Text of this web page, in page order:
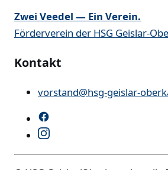
Zwei Veedel — Ein Verein.
Förderverein der HSG Geislar-
Kontakt
vorstand@hsg-geislar-